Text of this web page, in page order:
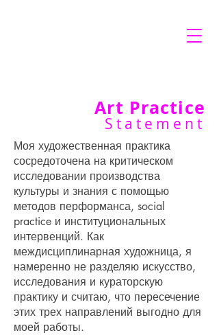
Art Practice
Statement
Моя художественная практика
сосредоточена на критическом
исследовании производства
культуры и знания с помощью
методов перформанса, social
practice и институциональных
интервенций. Как
междисциплинарная художница, я
намеренно не разделяю искусство,
исследования и кураторскую
практику и считаю, что пересечение
этих трех направлений выгодно для
моей работы.